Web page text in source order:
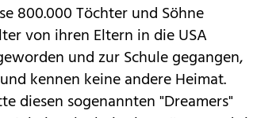
800.000 Töchter und Söhne
von ihren Eltern in die USA
und zur Schule gegangen,
kennen keine andere Heimat.
diesen sogenannten "Dreamers"